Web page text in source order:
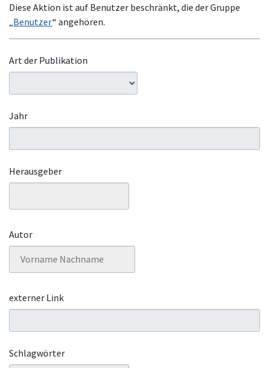
Diese Aktion ist auf Benutzer beschränkt, die der Gruppe
Benutzer“ angehören.
Art der Publikation
Jahr
Herausgeber
Autor
externer Link
Schlagwörter